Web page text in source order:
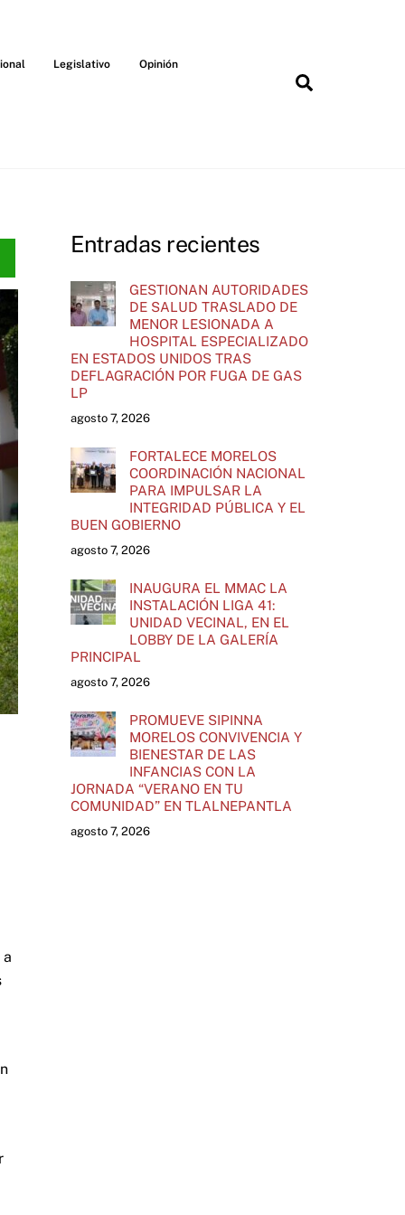
Legislativo Opinión
Entradas recientes
GESTIONAN AUTORIDADES
DE SALUD TRASLADO DE
MENOR LESIONADA A
HOSPITAL ESPECIALIZADO
EN ESTADOS UNIDOS TRAS
DEFLAGRACIÓN POR FUGA DE GAS
LP
agosto 7, 2026
FORTALECE MORELOS
COORDINACIÓN NACIONAL
PARA IMPULSAR LA
INTEGRIDAD PÚBLICA Y EL
BUEN GOBIERNO
agosto 7, 2026
INAUGURA EL MMAC LA
INSTALACIÓN LIGA 41:
UNIDAD VECINAL, EN EL
LOBBY DE LA GALERÍA
PRINCIPAL
agosto 7, 2026
PROMUEVE SIPINNA
MORELOS CONVIVENCIA Y
BIENESTAR DE LAS
INFANCIAS CON LA
JORNADA “VERANO EN TU
COMUNIDAD” EN TLALNEPANTLA
agosto 7, 2026